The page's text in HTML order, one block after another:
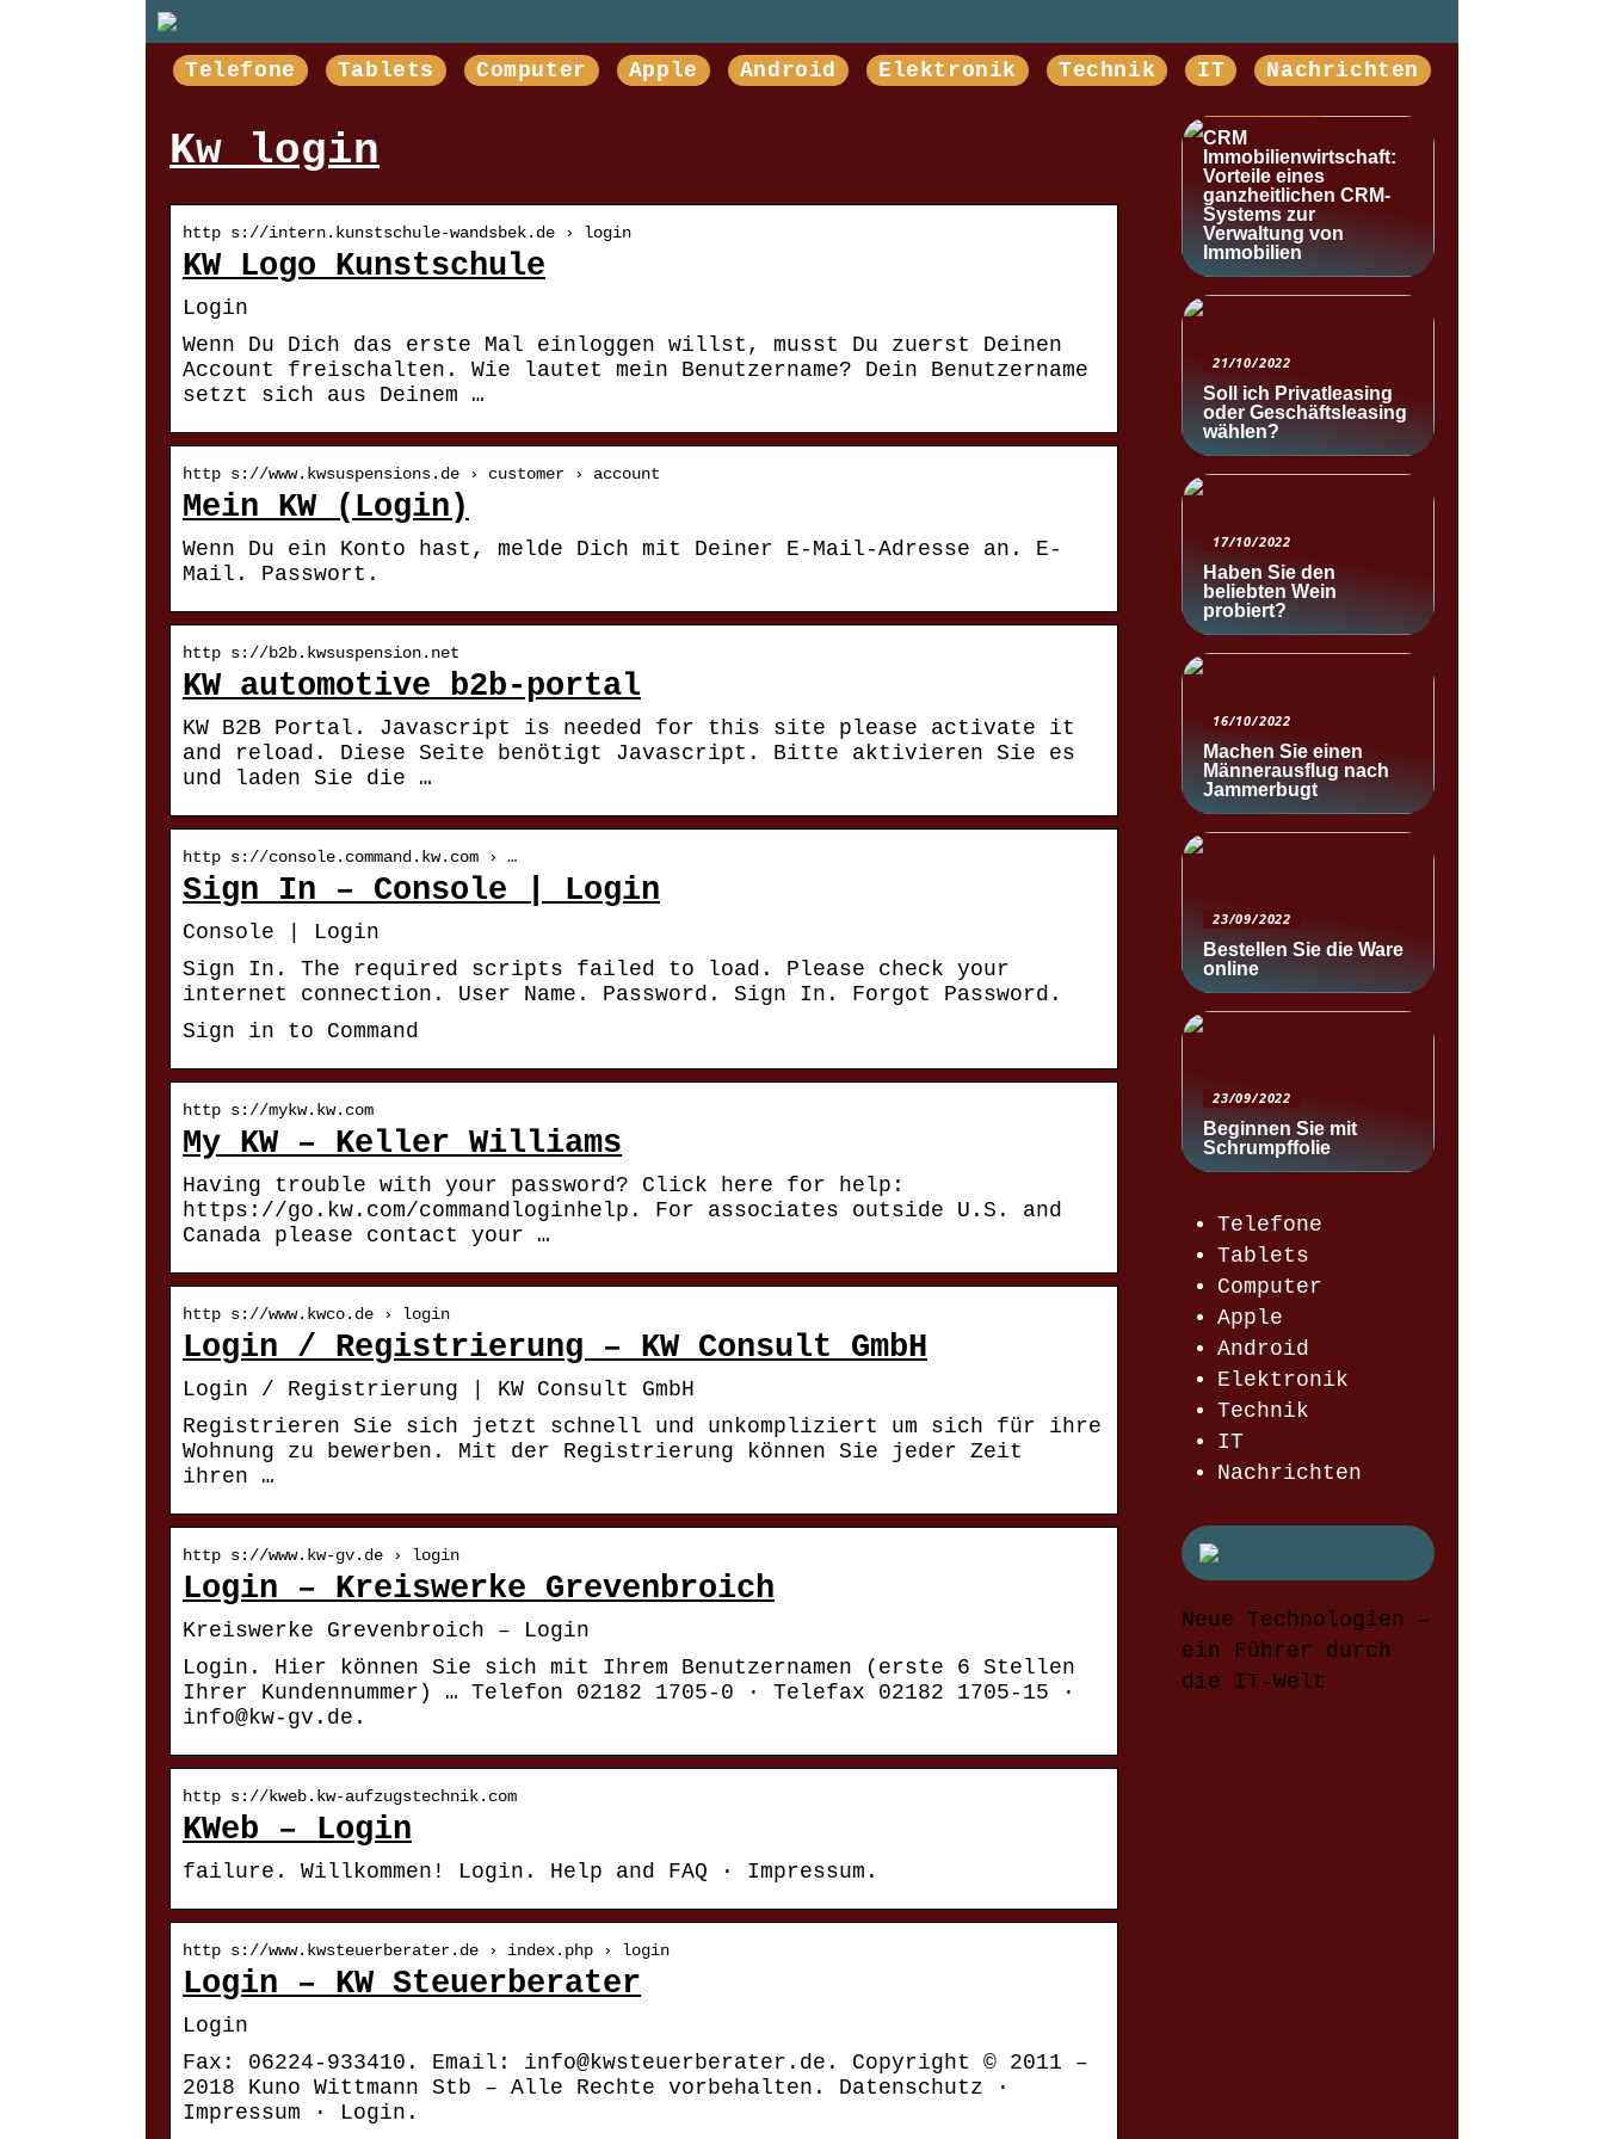
Telefone Tablets Computer Apple Android Elektronik Technik IT Nachrichten
Kw login
http s://intern.kunstschule-wandsbek.de › login
KW Logo Kunstschule
Login
Wenn Du Dich das erste Mal einloggen willst, musst Du zuerst Deinen
Account freischalten. Wie lautet mein Benutzername? Dein Benutzername
setzt sich aus Deinem …
http s://www.kwsuspensions.de › customer › account
Mein KW (Login)
Wenn Du ein Konto hast, melde Dich mit Deiner E-Mail-Adresse an. E-
Mail. Passwort.
http s://b2b.kwsuspension.net
KW automotive b2b-portal
KW B2B Portal. Javascript is needed for this site please activate it
and reload. Diese Seite benötigt Javascript. Bitte aktivieren Sie es
und laden Sie die …
http s://console.command.kw.com › …
Sign In – Console | Login
Console | Login
Sign In. The required scripts failed to load. Please check your
internet connection. User Name. Password. Sign In. Forgot Password.
Sign in to Command
http s://mykw.kw.com
My KW – Keller Williams
Having trouble with your password? Click here for help:
https://go.kw.com/commandloginhelp. For associates outside U.S. and
Canada please contact your …
http s://www.kwco.de › login
Login / Registrierung – KW Consult GmbH
Login / Registrierung | KW Consult GmbH
Registrieren Sie sich jetzt schnell und unkompliziert um sich für ihre
Wohnung zu bewerben. Mit der Registrierung können Sie jeder Zeit
ihren …
http s://www.kw-gv.de › login
Login – Kreiswerke Grevenbroich
Kreiswerke Grevenbroich – Login
Login. Hier können Sie sich mit Ihrem Benutzernamen (erste 6 Stellen
Ihrer Kundennummer) … Telefon 02182 1705-0 · Telefax 02182 1705-15 ·
info@kw-gv.de.
http s://kweb.kw-aufzugstechnik.com
KWeb – Login
failure. Willkommen! Login. Help and FAQ · Impressum.
http s://www.kwsteuerberater.de › index.php › login
Login – KW Steuerberater
Login
Fax: 06224-933410. Email: info@kwsteuerberater.de. Copyright © 2011 –
2018 Kuno Wittmann Stb – Alle Rechte vorbehalten. Datenschutz ·
Impressum · Login.
CRM
Immobilienwirtschaft:
Vorteile eines
ganzheitlichen CRM-
Systems zur
Verwaltung von
Immobilien
21/10/2022
Soll ich Privatleasing
oder Geschäftsleasing
wählen?
17/10/2022
Haben Sie den
beliebten Wein
probiert?
16/10/2022
Machen Sie einen
Männerausflug nach
Jammerbugt
23/09/2022
Bestellen Sie die Ware
online
23/09/2022
Beginnen Sie mit
Schrumpffolie
Telefone
Tablets
Computer
Apple
Android
Elektronik
Technik
IT
Nachrichten
Neue Technologien –
ein Führer durch
die IT-Welt